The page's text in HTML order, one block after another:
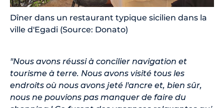
Dîner dans un restaurant typique sicilien dans la
ville d'Egadi (Source: Donato)
"Nous avons réussi à concilier navigation et
tourisme à terre. Nous avons visité tous les
endroits où nous avons jeté l'ancre et, bien sûr,
nous ne pouvions pas manquer de faire du